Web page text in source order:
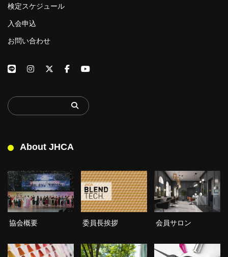
検定スケジュール
入会申込
お問い合わせ
About JHCA
協会概要 委員長挨拶 会員サロン